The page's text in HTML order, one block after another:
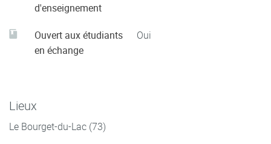
d'enseignement
Ouvert aux étudiants
en échange
Oui
Lieux
Le Bourget-du-Lac (73)